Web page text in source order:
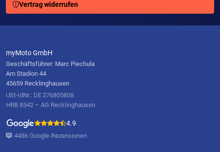
Vertrag widerrufen
myMoto GmbH
Geschäftsführer: Marc Piechula
Am Stadion 44
45659 Recklinghausen
USt-IdNr.: DE 276805808
HRB 8542 – AG Recklinghausen
4.9
4486 Google-Rezensionen